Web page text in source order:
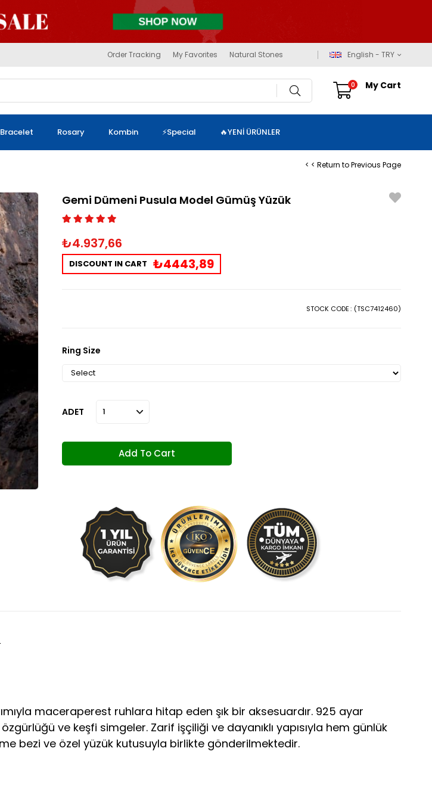
Order Tracking My Favorites Natural Stones English - TRY
My Cart
0
Bracelet Rosary Kombin ⚡Special 🔥YENİ ÜRÜNLER
< < Return to Previous Page
Gemi Dümeni Pusula Model Gümüş Yüzük
₺4.937,66
DISCOUNT IN CART ₺4443,89
STOCK CODE (TSC7412460)
Ring Size
ADET
maceraperest ruhlara hitap eden şık bir aksesuardır. 925 ayar
ve keşfi simgeler. Zarif işçiliği ve dayanıklı yapısıyla hem günlük
bezi ve özel yüzük kutusuyla birlikte gönderilmektedir.